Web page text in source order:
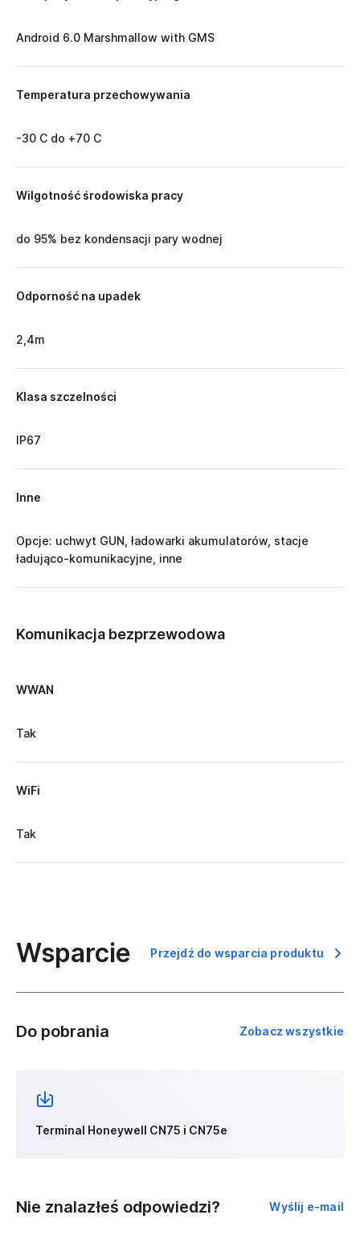
Android 6.0 Marshmallow with GMS
Temperatura przechowywania
-30 C do +70 C
Wilgotność środowiska pracy
do 95% bez kondensacji pary wodnej
Odporność na upadek
2,4m
Klasa szczelności
IP67
Inne
Opcje: uchwyt GUN, ładowarki akumulatorów, stacje
ładująco-komunikacyjne, inne
Komunikacja bezprzewodowa
WWAN
Tak
WiFi
Tak
Wsparcie Przejdź do wsparcia produktu
Do pobrania Zobacz wszystkie
Terminal Honeywell CN75 i CN75e
Nie znalazłeś odpowiedzi? Wyślij e-mail